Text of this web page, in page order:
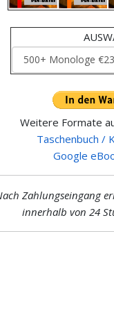
Weitere Formate
Taschenbuch /
Google
Zahlungseingang
innerhalb von 24